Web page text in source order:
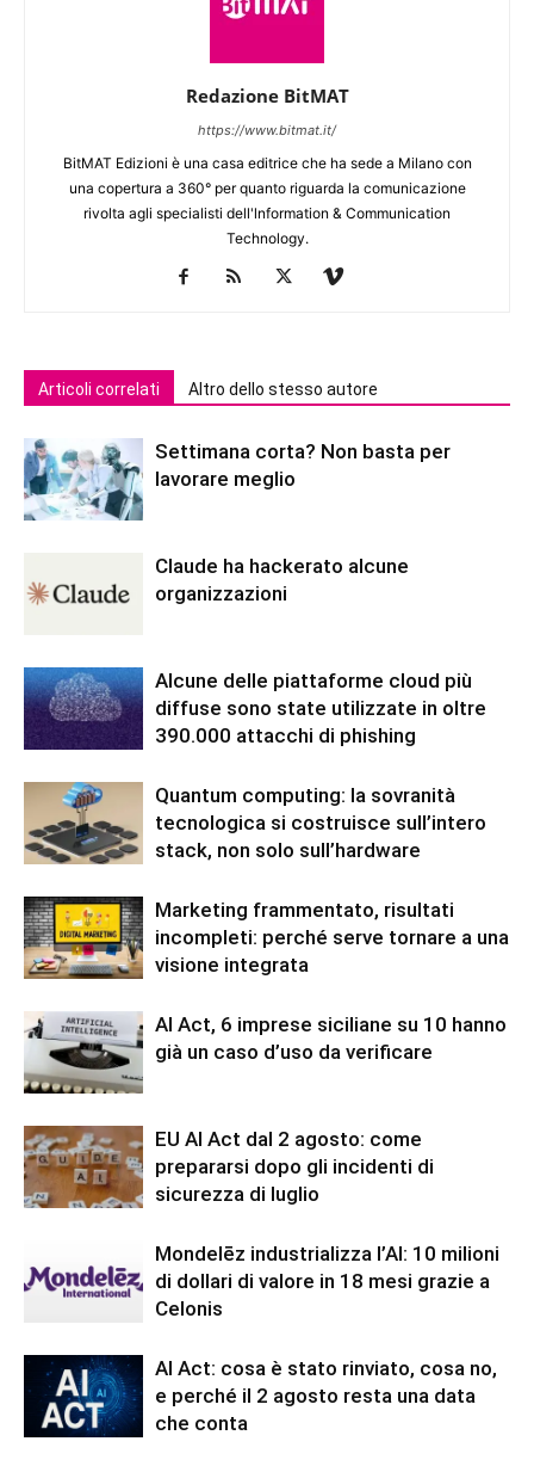
Redazione BitMAT
https://www.bitmat.it/
BitMAT Edizioni è una casa editrice che ha sede a Milano con
una copertura a 360° per quanto riguarda la comunicazione
rivolta agli specialisti dell'lnformation & Communication
Technology.
Articoli correlati Altro dello stesso autore
Settimana corta? Non basta per
lavorare meglio
Claude ha hackerato alcune
organizzazioni
Alcune delle piattaforme cloud più
diffuse sono state utilizzate in oltre
390.000 attacchi di phishing
Quantum computing: la sovranità
tecnologica si costruisce sull’intero
stack, non solo sull’hardware
Marketing frammentato, risultati
incompleti: perché serve tornare a una
visione integrata
AI Act, 6 imprese siciliane su 10 hanno
già un caso d’uso da verificare
EU AI Act dal 2 agosto: come
prepararsi dopo gli incidenti di
sicurezza di luglio
Mondelēz industrializza l’AI: 10 milioni
di dollari di valore in 18 mesi grazie a
Celonis
AI Act: cosa è stato rinviato, cosa no,
e perché il 2 agosto resta una data
che conta